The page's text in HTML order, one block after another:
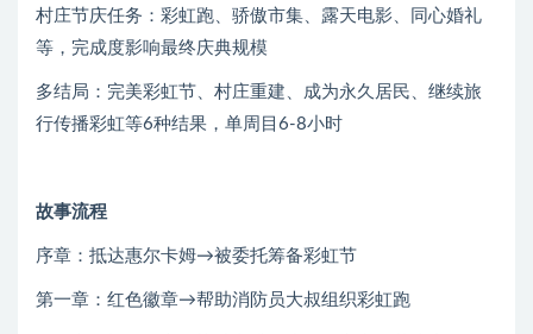
村庄节庆任务：彩虹跑、骄傲市集、露天电影、同心婚礼
等，完成度影响最终庆典规模
多结局：完美彩虹节、村庄重建、成为永久居民、继续旅
行传播彩虹等6种结果，单周目6-8小时
故事流程
序章：抵达惠尔卡姆→被委托筹备彩虹节
第一章：红色徽章→帮助消防员大叔组织彩虹跑